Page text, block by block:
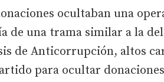
ocultaban una
de una trama similar a la del
de Anticorrupción, altos
para ocultar